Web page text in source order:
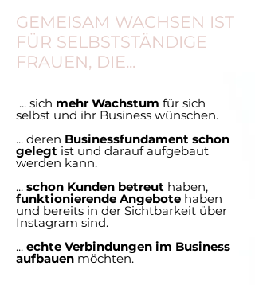
GEMEISAM WACHSEN IST
FÜR SELBSTSTÄNDIGE
FRAUEN, DIE...
... sich mehr Wachstum für sich
selbst und ihr Business wünschen.
... deren Businessfundament schon
gelegt ist und darauf aufgebaut
werden kann.
... schon Kunden betreut haben,
funktionierende Angebote haben
und bereits in der Sichtbarkeit über
Instagram sind.
... echte Verbindungen im Business
aufbauen möchten.